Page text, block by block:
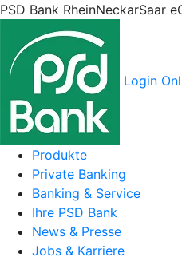
PSD Bank RheinNeckarSaar
Login
Produkte
Private Banking
Banking & Service
Ihre PSD Bank
News & Presse
Jobs & Karriere